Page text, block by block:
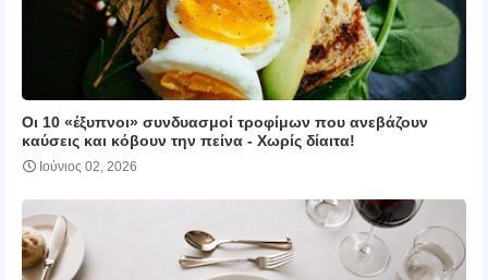
Οι 10 «έξυπνοι» συνδυασμοί τροφίμων που ανεβάζουν
καύσεις και κόβουν την πείνα ‑ Χωρίς δίαιτα!
Ιούνιος 02, 2026